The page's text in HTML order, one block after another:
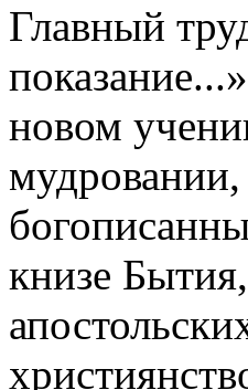
Главный
новом
книзе